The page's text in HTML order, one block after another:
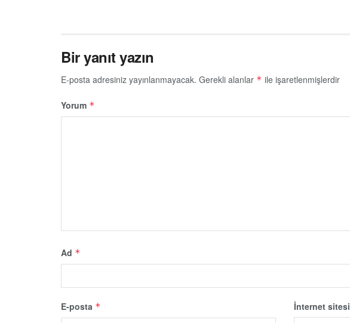
Bir yanıt yazın
E-posta adresiniz yayınlanmayacak. Gerekli alanlar * ile işaretlenmişlerdir
Yorum *
Ad *
E-posta * İnternet sitesi